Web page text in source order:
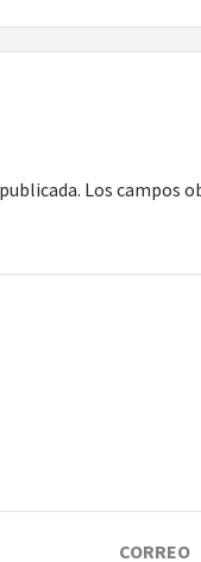
Los campos
CORREO